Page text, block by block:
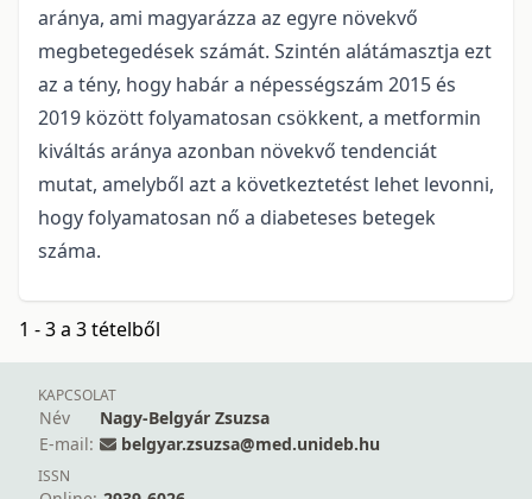
aránya, ami magyarázza az egyre növekvő
megbetegedések számát. Szintén alátámasztja ezt
az a tény, hogy habár a népességszám 2015 és
2019 között folyamatosan csökkent, a metformin
kiváltás aránya azonban növekvő tendenciát
mutat, amelyből azt a következtetést lehet levonni,
hogy folyamatosan nő a diabeteses betegek
száma.
1 - 3 a 3 tételből
KAPCSOLAT
Név
Nagy-Belgyár Zsuzsa
E-mail:
belgyar.zsuzsa@med.unideb.hu
ISSN